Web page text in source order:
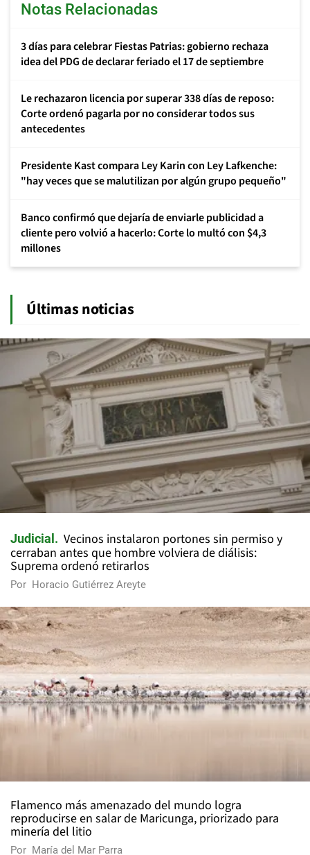
Notas Relacionadas
3 días para celebrar Fiestas Patrias: gobierno rechaza
idea del PDG de declarar feriado el 17 de septiembre
Le rechazaron licencia por superar 338 días de reposo:
Corte ordenó pagarla por no considerar todos sus
antecedentes
Presidente Kast compara Ley Karin con Ley Lafkenche:
"hay veces que se malutilizan por algún grupo pequeño"
Banco confirmó que dejaría de enviarle publicidad a
cliente pero volvió a hacerlo: Corte lo multó con $4,3
millones
Últimas noticias
Judicial
Vecinos instalaron portones sin permiso y
cerraban antes que hombre volviera de diálisis:
Suprema ordenó retirarlos
Por Horacio Gutiérrez Areyte
Flamenco más amenazado del mundo logra
reproducirse en salar de Maricunga, priorizado para
minería del litio
Por María del Mar Parra